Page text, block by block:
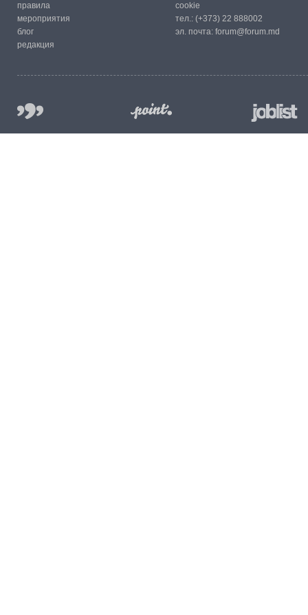
правила
мероприятия
блог
редакция
cookie
тел.: (+373) 22 888002
эл. почта: forum@forum.md